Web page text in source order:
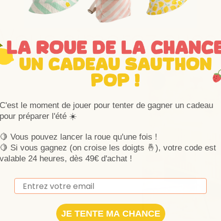
aimerez
Ajouter aux favoris
Supprimer des favoris
C'est le moment de jouer pour tenter de gagner un cadeau
pour préparer l'été ☀️
🍋 Vous pouvez lancer la roue qu'une fois !
🍋 Si vous gagnez (on croise les doigts 🤞), votre code est
valable 24 heures, dès 49€ d'achat !
Email
JE TENTE MA CHANCE